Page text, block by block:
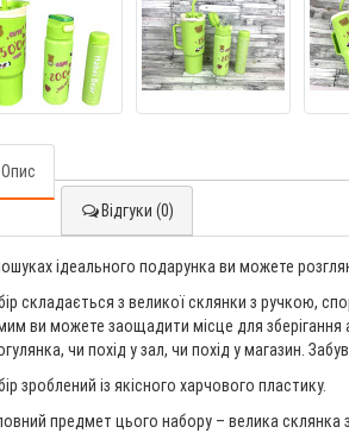
Опис
Відгуки (0)
ідеального подарунка ви можете
складається з великої склянки з ручкою,
ви можете заощадити місце для зберігання
чи похід у зал, чи похід у магазин.
зроблений із якісного харчового пластику.
предмет цього набору – велика